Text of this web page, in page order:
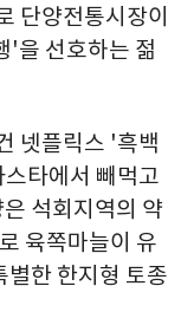
단양전통시장이
'을 선호하는 젊
넷플릭스 '흑백
타에서 빼먹고
석회지역의 약
육쪽마늘이 유
별한 한지형 토종